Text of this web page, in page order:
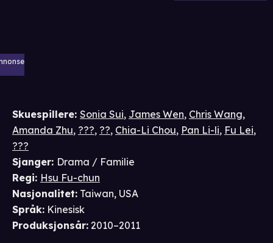
Skuespillere: Sonia Sui, James Wen, Chris Wang,
Amanda Zhu, ???, ??, Chia-Li Chou, Pan Li-li, Fu Lei,
???
Sjanger: Drama / Familie
Regi: Hsu Fu-chun
Nasjonalitet: Taiwan, USA
Språk: Kinesisk
Produksjonsår: 2010–2011